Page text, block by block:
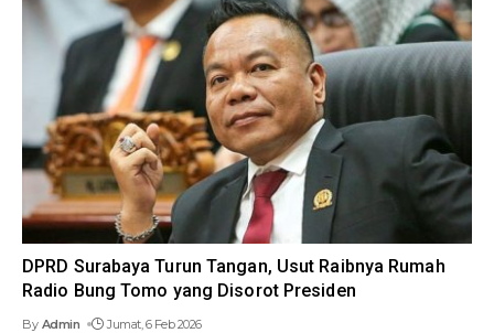
DPRD Surabaya Turun Tangan, Usut Raibnya Rumah
Radio Bung Tomo yang Disorot Presiden
By Admin Jumat, 6 Feb 2026